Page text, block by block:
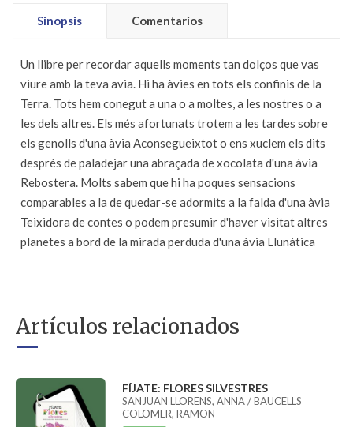
Sinopsis Comentarios
Un llibre per recordar aquells moments tan dolços que vas
viure amb la teva avia. Hi ha àvies en tots els confinis de la
Terra. Tots hem conegut a una o a moltes, a les nostres o a
les dels altres. Els més afortunats trotem a les tardes sobre
els genolls d'una àvia Aconsegueixtot o ens xuclem els dits
després de paladejar una abraçada de xocolata d'una àvia
Rebostera. Molts sabem que hi ha poques sensacions
comparables a la de quedar-se adormits a la falda d'una àvia
Teixidora de contes o podem presumir d'haver visitat altres
planetes a bord de la mirada perduda d'una àvia Llunàtica
Artículos relacionados
FÍJATE: FLORES SILVESTRES
SANJUAN LLORENS, ANNA / BAUCELLS
COLOMER, RAMON